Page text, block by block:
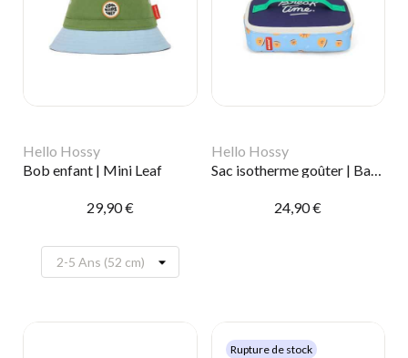
Hello Hossy
Bob enfant | Mini Leaf
29,90 €
Hello Hossy
Sac isotherme goûter | Basket Ball crew
24,90 €
Rupture de stock